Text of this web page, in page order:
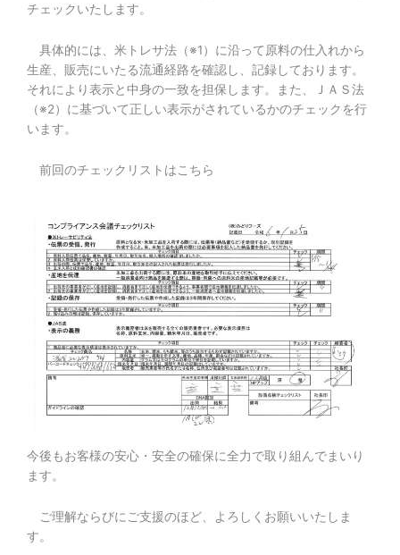
チェックいたします。
具体的には、米トレサ法（※1）に沿って原料の仕入れから
生産、販売にいたる流通経路を確認し、記録しております。
それにより表示と中身の一致を担保します。また、ＪＡＳ法
（※2）に基づいて正しい表示がされているかのチェックを行
います。
前回のチェックリストはこちら
今後もお客様の安心・安全の確保に全力で取り組んでまいり
ます。
ご理解ならびにご支援のほど、よろしくお願いいたしま
す。